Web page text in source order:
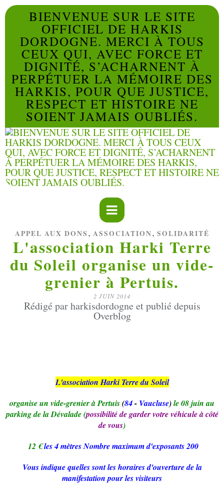
BIENVENUE SUR LE SITE
OFFICIEL DE HARKIS
DORDOGNE. MERCI À TOUS
CEUX QUI, AVEC FORCE ET
DIGNITÉ, S’ACHARNENT À
PERPÉTUER LA MÉMOIRE DES
HARKIS, POUR QUE JUSTICE,
RESPECT ET HISTOIRE NE
SOIENT JAMAIS OUBLIÉS.
APPEL AUX DONS , ASSOCIATION, SOLIDARITÉ
L'association Harki Terre
du Soleil organise un vide-
grenier à Pertuis.
2 JUIN 2014
Rédigé par harkisdordogne et publié depuis
Overblog
L'association Harki Terre du Soleil
organise un vide-grenier à Pertuis(84- Vaucluse)le 08 juin au
parking de la Dévalade (possibilité de garder votre véhicule à côté
de vous)
12 €les 4 mètres Nombre maximum d'exposants 200
Vous indique quelles sont les horaires d'ouverture de la
manifestation pour les visiteurs